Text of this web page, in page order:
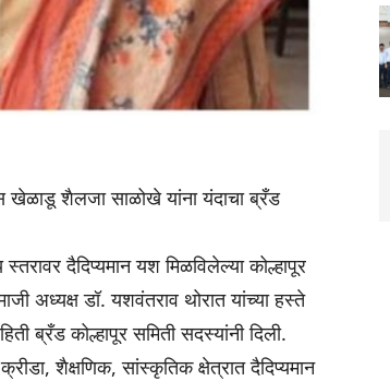
खेळाडू शैलजा साळोखे यांना यंदाचा ब्रँड
दैदिप्यमान यश मिळविलेल्या कोल्हापूर
अध्यक्ष डॉ. यशवंतराव थोरात यांच्या हस्ते
ब्रँड कोल्हापूर समिती सदस्यांनी दिली.
शैक्षणिक, सांस्कृतिक क्षेत्रात दैदिप्यमान